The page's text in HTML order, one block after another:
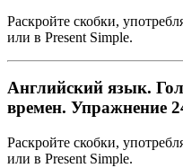
Раскройте скобки,
или в Present Simple.
Английский язык.
времен. Упражнение
Раскройте скобки,
или в Present Simple.